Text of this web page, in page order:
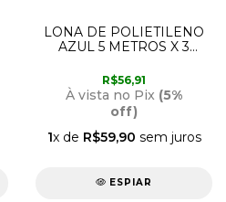
LONA DE POLIETILENO
AZUL 5 METROS X 3
R$56,91
À vista no Pix (5%
off)
1x de R$59,90 sem juros
ESPIAR